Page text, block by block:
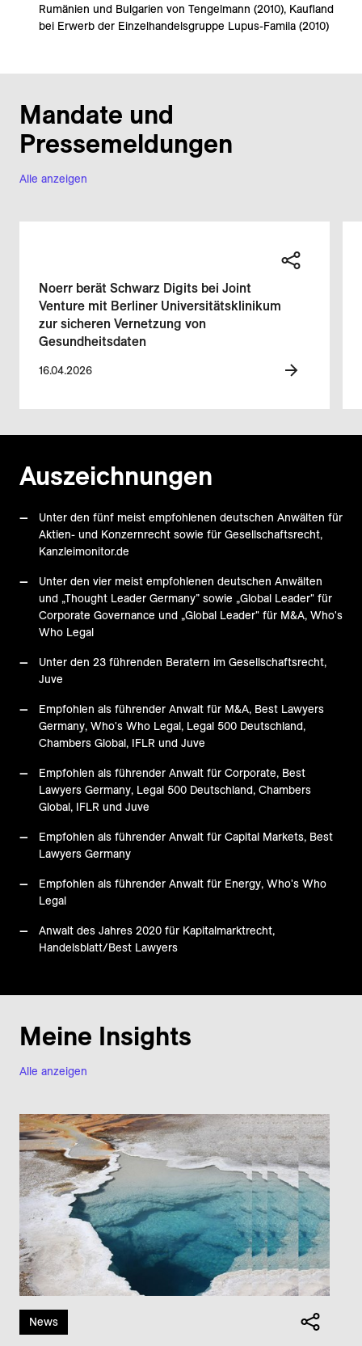
Rumänien und Bulgarien von Tengelmann (2010), Kaufland
bei Erwerb der Einzelhandelsgruppe Lupus-Famila (2010)
Alle anzeigen
Mandate und
Pressemeldungen
Noerr berät Schwarz Digits bei Joint
Venture mit Berliner Universitätsklinikum
zur sicheren Vernetzung von
Gesundheitsdaten
16.04.2026
Auszeichnungen
Unter den fünf meist empfohlenen deutschen Anwälten für
Aktien- und Konzernrecht sowie für Gesellschaftsrecht,
Kanzleimonitor.de
Unter den vier meist empfohlenen deutschen Anwälten
und „Thought Leader Germany” sowie „Global Leader" für
Corporate Governance und „Global Leader" für M&A, Who's
Who Legal
Unter den 23 führenden Beratern im Gesellschaftsrecht,
Juve
Empfohlen als führender Anwalt für M&A, Best Lawyers
Germany, Who's Who Legal, Legal 500 Deutschland,
Chambers Global, IFLR und Juve
Empfohlen als führender Anwalt für Corporate, Best
Lawyers Germany, Legal 500 Deutschland, Chambers
Global, IFLR und Juve
Empfohlen als führender Anwalt für Capital Markets, Best
Lawyers Germany
Empfohlen als führender Anwalt für Energy, Who's Who
Legal
Anwalt des Jahres 2020 für Kapitalmarktrecht,
Handelsblatt/Best Lawyers
Alle anzeigen
Meine Insights
News